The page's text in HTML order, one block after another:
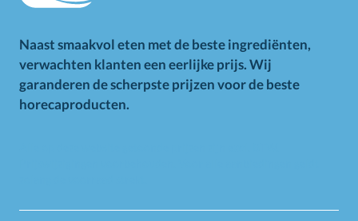
Naast smaakvol eten met de beste ingrediënten,
verwachten klanten een eerlijke prijs. Wij
garanderen de scherpste prijzen voor de beste
horecaproducten.